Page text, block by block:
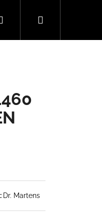
PřihlášeníNákupní
Dr. Martens
Následující